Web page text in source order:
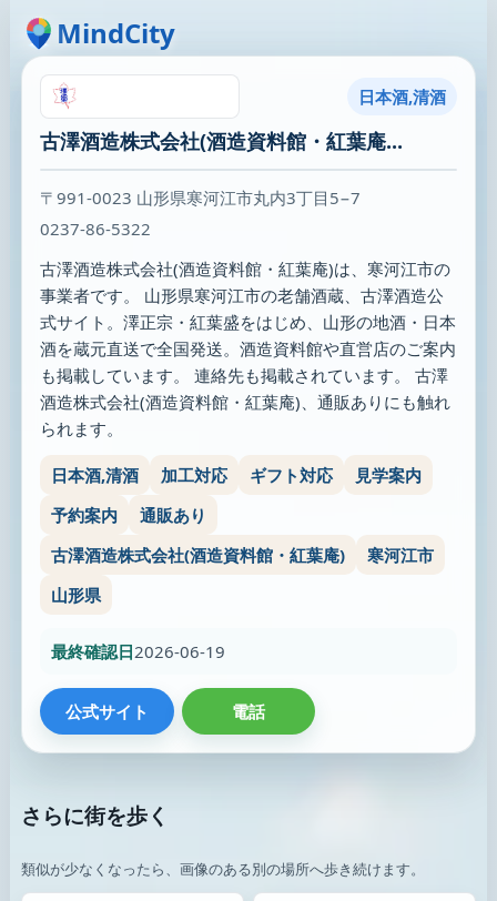
MindCity
日本酒,清酒
古澤酒造株式会社(酒造資料館・紅葉庵...
〒991-0023 山形県寒河江市丸内3丁目5−7
0237-86-5322
古澤酒造株式会社(酒造資料館・紅葉庵)は、寒河江市の
事業者です。 山形県寒河江市の老舗酒蔵、古澤酒造公
式サイト。澤正宗・紅葉盛をはじめ、山形の地酒・日本
酒を蔵元直送で全国発送。酒造資料館や直営店のご案内
も掲載しています。 連絡先も掲載されています。 古澤
酒造株式会社(酒造資料館・紅葉庵)、通販ありにも触れ
られます。
公式サイト 電話
日本酒,清酒 加工対応 ギフト対応
見学案内
予約案内
通販あり
古澤酒造株式会社(酒造資料館・紅葉庵)
寒河江市
山形県
最終確認日2026-06-19
さらに街を歩く
類似が少なくなったら、画像のある別の場所へ歩き続けます。